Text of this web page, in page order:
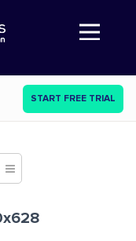
Abre a navegação
START FREE TRIAL